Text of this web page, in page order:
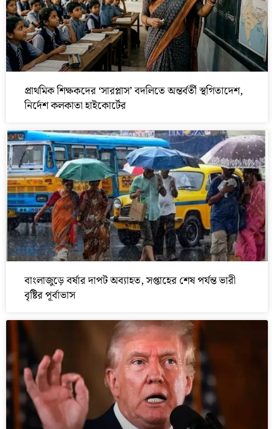
প্রাথমিক শিক্ষকদের ‘সারপ্লাস’ বদলিতে অন্তর্বর্তী স্থগিতাদেশ,
নির্দেশ কলকাতা হাইকোর্টের
বাংলাজুড়ে বর্ষার দাপট অব্যাহত, সপ্তাহের শেষ পর্যন্ত ভারী
বৃষ্টির পূর্বাভাস